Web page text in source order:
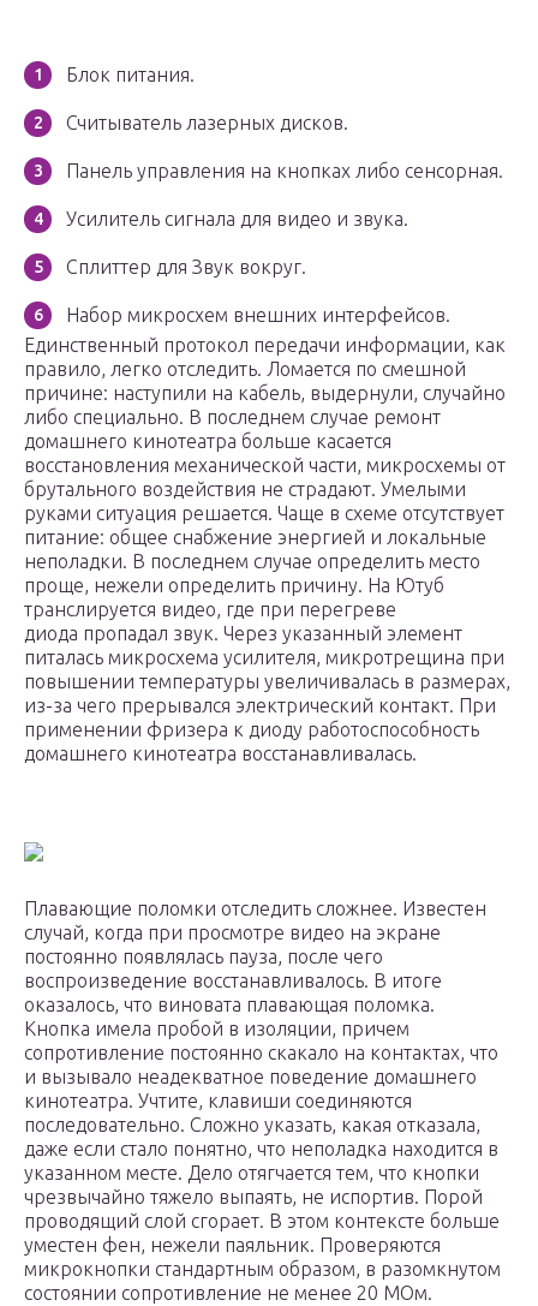
Блок питания.
Считыватель лазерных дисков.
Панель управления на кнопках либо сенсорная.
Усилитель сигнала для видео и звука.
Сплиттер для Звук вокруг.
Набор микросхем внешних интерфейсов.
Единственный протокол передачи информации, как
правило, легко отследить. Ломается по смешной
причине: наступили на кабель, выдернули, случайно
либо специально. В последнем случае ремонт
домашнего кинотеатра больше касается
восстановления механической части, микросхемы от
брутального воздействия не страдают. Умелыми
руками ситуация решается. Чаще в схеме отсутствует
питание: общее снабжение энергией и локальные
неполадки. В последнем случае определить место
проще, нежели определить причину. На Ютуб
транслируется видео, где при перегреве
диода пропадал звук. Через указанный элемент
питалась микросхема усилителя, микротрещина при
повышении температуры увеличивалась в размерах,
из-за чего прерывался электрический контакт. При
применении фризера к диоду работоспособность
домашнего кинотеатра восстанавливалась.
Плавающие поломки отследить сложнее. Известен
случай, когда при просмотре видео на экране
постоянно появлялась пауза, после чего
воспроизведение восстанавливалось. В итоге
оказалось, что виновата плавающая поломка.
Кнопка имела пробой в изоляции, причем
сопротивление постоянно скакало на контактах, что
и вызывало неадекватное поведение домашнего
кинотеатра. Учтите, клавиши соединяются
последовательно. Сложно указать, какая отказала,
даже если стало понятно, что неполадка находится в
указанном месте. Дело отягчается тем, что кнопки
чрезвычайно тяжело выпаять, не испортив. Порой
проводящий слой сгорает. В этом контексте больше
уместен фен, нежели паяльник. Проверяются
микрокнопки стандартным образом, в разомкнутом
состоянии сопротивление не менее 20 МОм.